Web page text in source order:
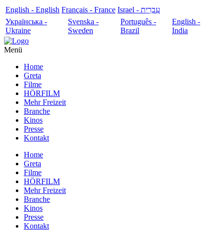
English - English Français - France
עִבְרִית - Israel
Українська -
Ukraine
Svenska -
Sweden
Português -
Brazil
English -
India
Menü
Home
Greta
Filme
HÖRFILM
Mehr Freizeit
Branche
Kinos
Presse
Kontakt
Home
Greta
Filme
HÖRFILM
Mehr Freizeit
Branche
Kinos
Presse
Kontakt